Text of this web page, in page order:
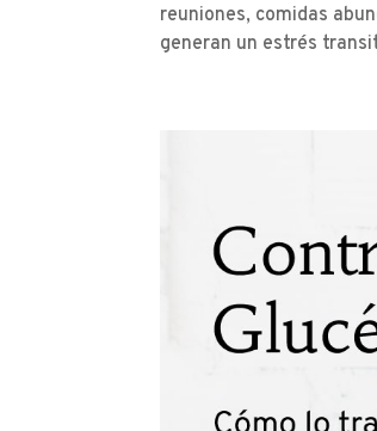
reuniones, comidas
generan un estrés